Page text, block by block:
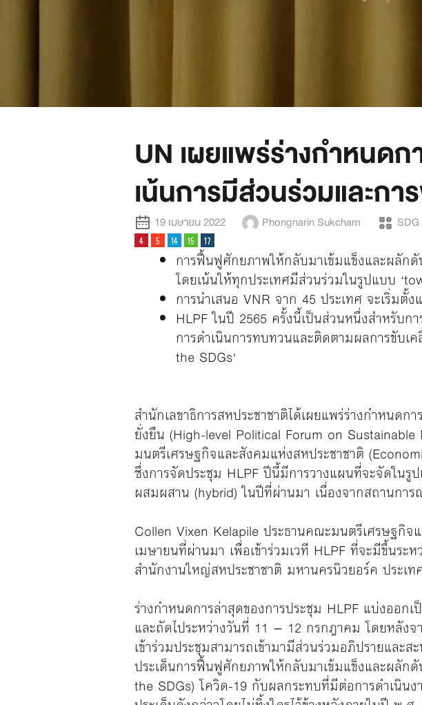
UN เผยแพร่ร่างกำหนด
เน้นการมีส่วนร่วมและก
19 เมษายน 2022 Phongnarin Sukcham
การฟื้นฟูศักยภาพให้กลับมาเข้มแข็งและผลัก
โดยเน้นให้ทุกประเทศมีส่วนร่วมในรูปแบบ
การนำเสนอ VNR จาก 45 ประเทศ จะเริ่ม
HLPF ในปี 2565 ครั้งนี้เป็นส่วนหนึ่งสำหรับ
การดำเนินการทบทวนและติดตามผลการขับเ
the SDGs’
สำนักเลขาธิการสหประชาชาติได้เผยแพร่ร่างกำหนด
ยั่งยืน (High-level Political Forum on
มนตรีเศรษฐกิจและสังคมแห่งสหประชาชาติ
ซึ่งการจัดประชุม HLPF ปีนี้มีการวางแผนที่จะจัดใน
ผสมผสาน (hybrid) ในปีที่ผ่านมา เนื่องจากสถานการ
Collen Vixen Kelapile ประธานคณะมนตรีเศรษฐกิ
เมษายนที่ผ่านมา เพื่อเข้าร่วมเวที HLPF ที่จะมีขึ้น
สำนักงานใหญ่สหประชาชาติ มหานครนิวยอร์ค ประเท
ร่างกำหนดการล่าสุดของการประชุม HLPF แบ่งออ
และถัดไประหว่างวันที่ 11 – 12 กรกฎาคม โดยหลัง
เข้าร่วมประชุมสามารถเข้ามามีส่วนร่วมอภิปรายแล
ประเด็นการฟื้นฟูศักยภาพให้กลับมาเข้มแข็งและผลั
the SDGs) โควิด-19 กับผลกระทบที่มีต่อการดำเนิน